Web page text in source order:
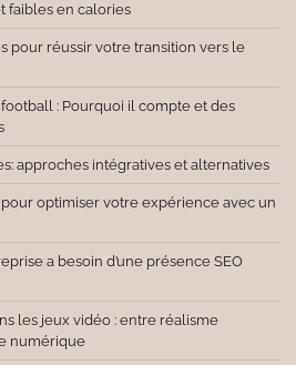
faibles en calories
pour réussir votre transition vers le
: Pourquoi il compte et des
approches intégratives et alternatives
optimiser votre expérience avec un
a besoin d’une présence SEO
les jeux vidéo : entre réalisme
numérique